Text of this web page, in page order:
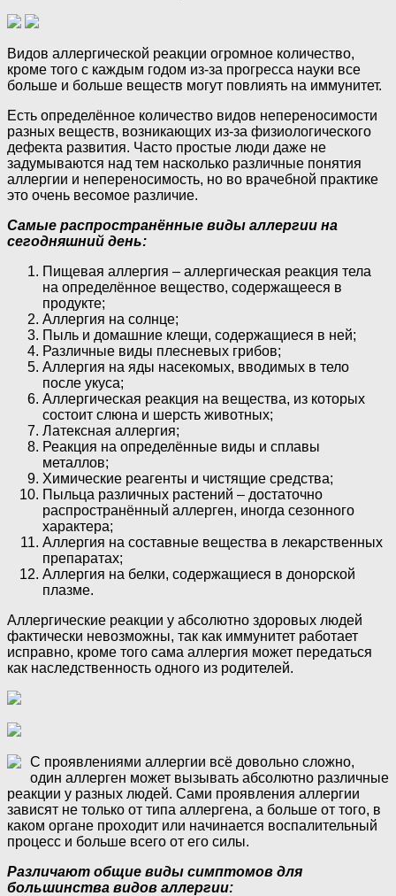
Видов аллергической реакции огромное количество,
кроме того с каждым годом из-за прогресса науки все
больше и больше веществ могут повлиять на иммунитет.
Есть определённое количество видов непереносимости
разных веществ, возникающих из-за физиологического
дефекта развития. Часто простые люди даже не
задумываются над тем насколько различные понятия
аллергии и непереносимость, но во врачебной практике
это очень весомое различие.
Самые распространённые виды аллергии на
сегодняшний день:
Пищевая аллергия – аллергическая реакция тела
на определённое вещество, содержащееся в
продукте;
Аллергия на солнце;
Пыль и домашние клещи, содержащиеся в ней;
Различные виды плесневых грибов;
Аллергия на яды насекомых, вводимых в тело
после укуса;
Аллергическая реакция на вещества, из которых
состоит слюна и шерсть животных;
Латексная аллергия;
Реакция на определённые виды и сплавы
металлов;
Химические реагенты и чистящие средства;
Пыльца различных растений – достаточно
распространённый аллерген, иногда сезонного
характера;
Аллергия на составные вещества в лекарственных
препаратах;
Аллергия на белки, содержащиеся в донорской
плазме.
Аллергические реакции у абсолютно здоровых людей
фактически невозможны, так как иммунитет работает
исправно, кроме того сама аллергия может передаться
как наследственность одного из родителей.
С проявлениями аллергии всё довольно сложно,
один аллерген может вызывать абсолютно различные
реакции у разных людей. Сами проявления аллергии
зависят не только от типа аллергена, а больше от того, в
каком органе проходит или начинается воспалительный
процесс и больше всего от его силы.
Различают общие виды симптомов для
большинства видов аллергии: